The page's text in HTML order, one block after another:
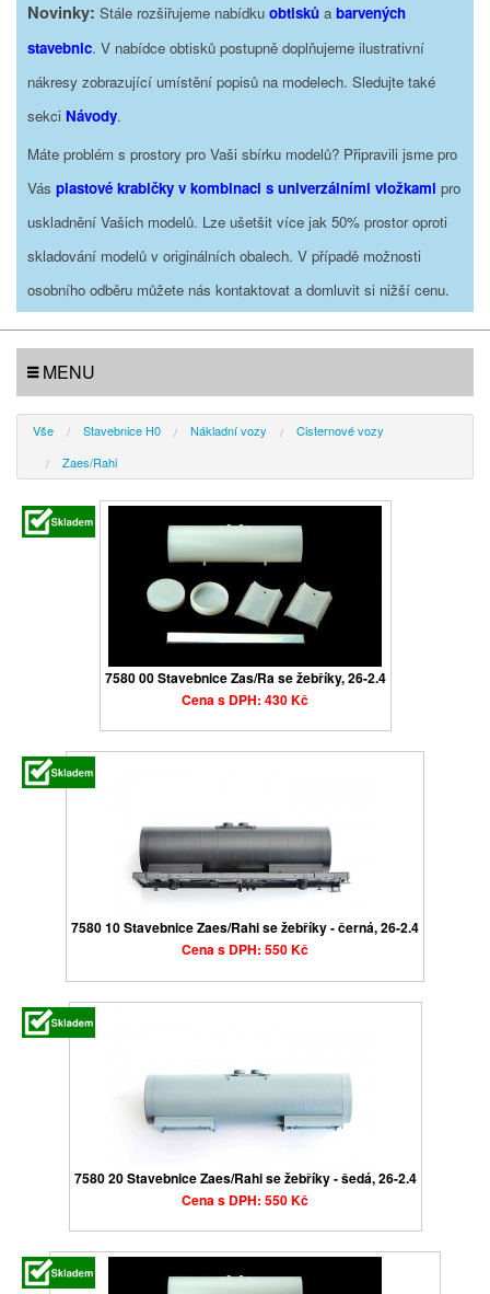
Novinky: Stále rozšiřujeme nabídku obtisků a barvených
stavebnic. V nabídce obtisků postupně doplňujeme ilustrativní
nákresy zobrazující umístění popisů na modelech. Sledujte také
sekci Návody.
Máte problém s prostory pro Vaši sbírku modelů? Připravili jsme pro
Vás plastové krabičky v kombinaci s univerzálními vložkami pro
uskladnění Vašich modelů. Lze ušetšit více jak 50% prostor oproti
skladování modelů v originálních obalech. V případě možnosti
osobního odběru můžete nás kontaktovat a domluvit si nižší cenu.
MENU
Vše Stavebnice H0 Nákladní vozy
Cisternové vozy
Zaes/Rahi
7580 00 Stavebnice Zas/Ra se žebříky, 26-2.4
Cena s DPH: 430 Kč
7580 10 Stavebnice Zaes/Rahi se žebříky - černá, 26-2.4
Cena s DPH: 550 Kč
7580 20 Stavebnice Zaes/Rahi se žebříky - šedá, 26-2.4
Cena s DPH: 550 Kč